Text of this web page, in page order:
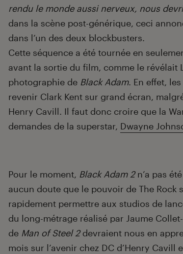
rendu le monde aussi nerveux, nous
dans la scène post-générique, ceci
dans l’un des deux blockbusters.
Cette séquence a été tournée en
avant la sortie du film, comme le révélait
photographie de Black Adam. En effet,
revenir Clark Kent sur grand écran,
Henry Cavill. Il faut donc croire que la
demandes de la superstar, Dwayne
Pour le moment, Black Adam 2n’a pas
aucun doute que le pouvoir de The Rock
rapidement permettre aux studios de
du long-métrage réalisé par Jaume
de Man of Steel 2devraient nous en
mois sur l’avenir chez DC d’Henry Cavill